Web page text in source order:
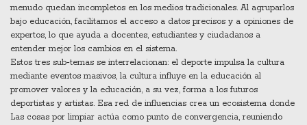
menudo quedan incompletos en los medios tradicionales. Al agruparlos
bajo educación, facilitamos el acceso a datos precisos y a opiniones de
expertos, lo que ayuda a docentes, estudiantes y ciudadanos a
entender mejor los cambios en el sistema.
Estos tres sub‑temas se interrelacionan: el deporte impulsa la cultura
mediante eventos masivos, la cultura influye en la educación al
promover valores y la educación, a su vez, forma a los futuros
deportistas y artistas. Esa red de influencias crea un ecosistema donde
Las cosas por limpiar actúa como punto de convergencia, reuniendo